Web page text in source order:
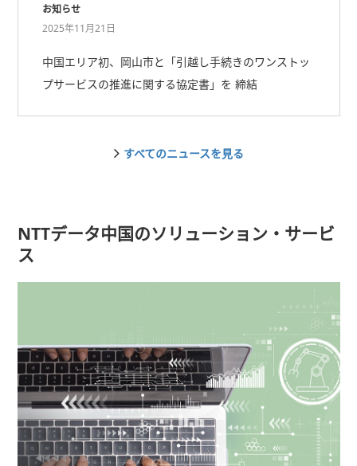
お知らせ
2025年11月21日
中国エリア初、岡山市と「引越し手続きのワンストッ
プサービスの推進に関する協定書」を 締結
すべてのニュースを見る
NTTデータ中国のソリューション・サービ
ス